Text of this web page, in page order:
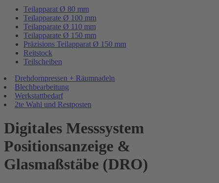
Teilapparat Ø 80 mm
Teilapparate Ø 100 mm
Teilapparate Ø 110 mm
Teilapparate Ø 150 mm
Präzisions Teilapparat Ø 150 mm
Reitstock
Teilscheiben
Drehdornpressen + Räumnadeln
Blechbearbeitung
Werkstattbedarf
2te Wahl und Restposten
Digitales Messsystem
Positionsanzeige &
Glasmaßstäbe (DRO)